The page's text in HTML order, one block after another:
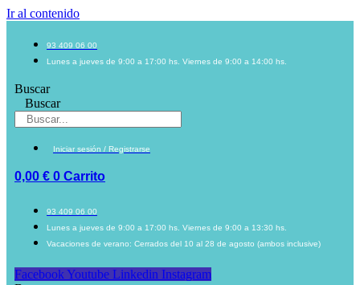
Ir al contenido
93 409 06 00
Lunes a jueves de 9:00 a 17:00 hs. Viernes de 9:00 a 14:00 hs.
Buscar
Buscar
Iniciar sesión / Registrarse
0,00 € 0 Carrito
93 409 06 00
Lunes a jueves de 9:00 a 17:00 hs. Viernes de 9:00 a 13:30 hs.
Vacaciones de verano: Cerrados del 10 al 28 de agosto (ambos inclusive)
Facebook Youtube Linkedin Instagram